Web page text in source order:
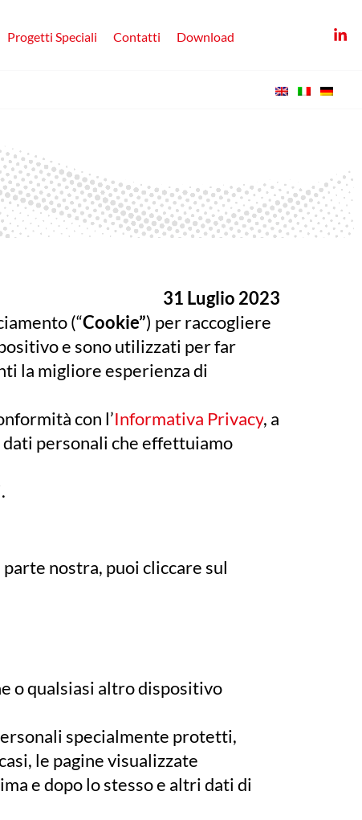
Progetti Speciali Contatti Download
31 Luglio 2023
(“Cookie”) per raccogliere
e sono utilizzati per far
la migliore esperienza di
con l’Informativa Privacy, a
personali che effettuiamo
nostra, puoi cliccare sul
o qualsiasi altro dispositivo
specialmente protetti,
le pagine visualizzate
e dopo lo stesso e altri dati di